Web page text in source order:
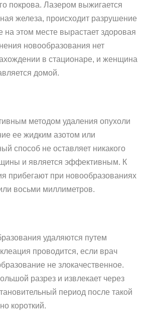
покрова. Лазером выжигается
железа, происходит разрушение
на этом месте вырастает здоровая
новообразования нет
в стационаре, и женщина
домой.
методом удаления опухоли
ее жидким азотом или
способ не оставляет никакого
и является эффективным. К
прибегают при новообразованиях
восьми миллиметров.
удаляются путем
проводится, если врач
не злокачественное.
разрез и извлекает через
период после такой
короткий.